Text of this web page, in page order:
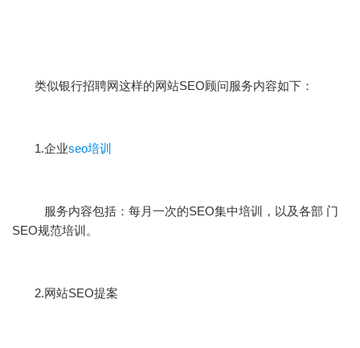
类似银行招聘网这样的网站SEO顾问服务内容如下：
1.企业seo培训
服务内容包括：每月一次的SEO集中培训，以及各部 门
SEO规范培训。
2.网站SEO提案